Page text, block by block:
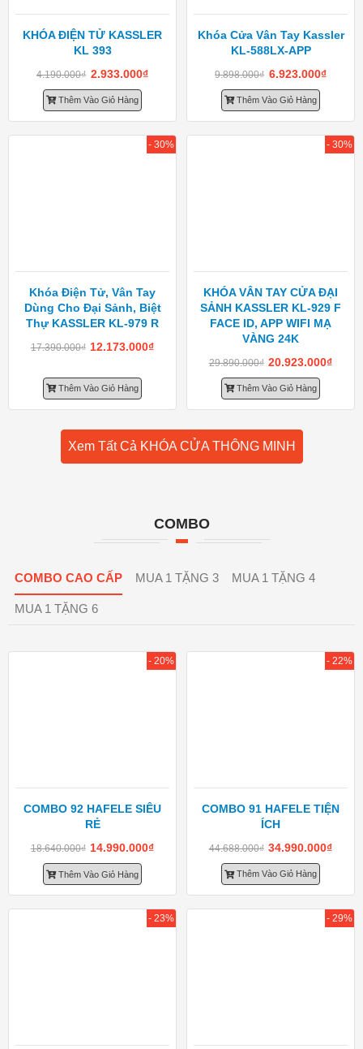
KHÓA ĐIỆN TỬ KASSLER
KL 393
4.190.000₫ 2.933.000₫
Thêm Vào Giỏ Hàng
Khóa Cửa Vân Tay Kassler
KL-588LX-APP
9.898.000₫ 6.923.000₫
Thêm Vào Giỏ Hàng
Khóa Điện Tử, Vân Tay
Dùng Cho Đại Sảnh, Biệt
Thự KASSLER KL-979 R
17.390.000₫ 12.173.000₫
Thêm Vào Giỏ Hàng
- 30%
KHÓA VÂN TAY CỬA ĐẠI
SẢNH KASSLER KL-929 F
FACE ID, APP WIFI MẠ
VÀNG 24K
29.890.000₫ 20.923.000₫
Thêm Vào Giỏ Hàng
- 30%
Xem Tất Cả KHÓA CỬA THÔNG MINH
COMBO
COMBO CAO CẤP MUA 1 TẶNG 3 MUA 1 TẶNG 4
MUA 1 TẶNG 6
COMBO 92 HAFELE SIÊU
RẺ
18.640.000₫ 14.990.000₫
Thêm Vào Giỏ Hàng
- 20%
COMBO 91 HAFELE TIỆN
ÍCH
44.688.000₫ 34.990.000₫
Thêm Vào Giỏ Hàng
- 22%
- 23% - 29%